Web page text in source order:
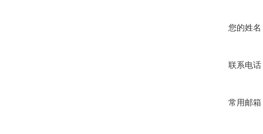
您的姓名
联系电话
常用邮箱